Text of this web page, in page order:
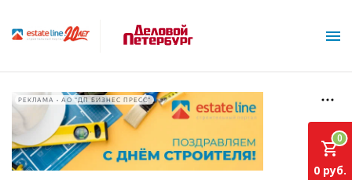
РЕКЛАМА • АО "ДП БИЗНЕС ПРЕСС"
0
0 руб.